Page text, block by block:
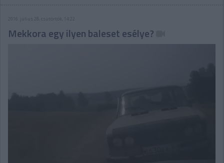
2016. július 28. csütörtök, 14:22
Mekkora egy ilyen baleset esélye?